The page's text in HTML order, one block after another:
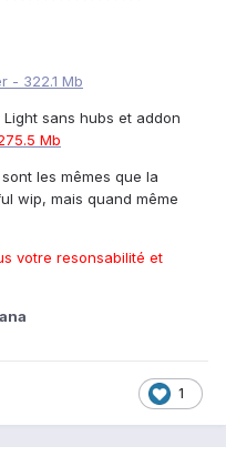
- 322.1 Mb
Light sans hubs et addon
Mb
les mêmes que la
wip, mais quand même
votre resonsabilité et
1